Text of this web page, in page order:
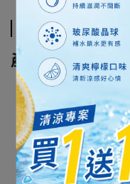
規格說明
產品規格
品名
重量
保存期限